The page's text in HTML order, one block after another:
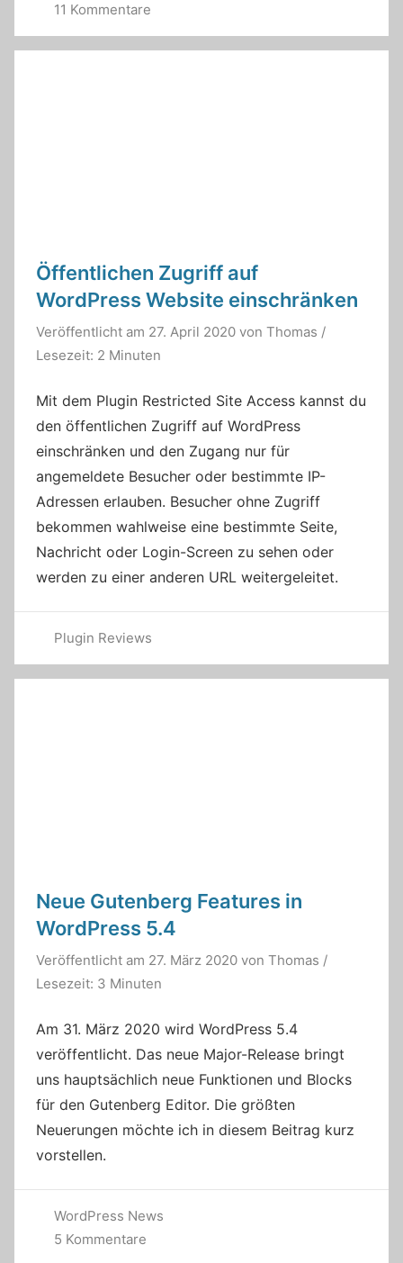
11 Kommentare
Öffentlichen Zugriff auf
WordPress Website einschränken
Veröffentlicht am 27. April 2020 von Thomas /
Lesezeit: 2 Minuten
Mit dem Plugin Restricted Site Access kannst du
den öffentlichen Zugriff auf WordPress
einschränken und den Zugang nur für
angemeldete Besucher oder bestimmte IP-
Adressen erlauben. Besucher ohne Zugriff
bekommen wahlweise eine bestimmte Seite,
Nachricht oder Login-Screen zu sehen oder
werden zu einer anderen URL weitergeleitet.
Plugin Reviews
Neue Gutenberg Features in
WordPress 5.4
Veröffentlicht am 27. März 2020 von Thomas /
Lesezeit: 3 Minuten
Am 31. März 2020 wird WordPress 5.4
veröffentlicht. Das neue Major-Release bringt
uns hauptsächlich neue Funktionen und Blocks
für den Gutenberg Editor. Die größten
Neuerungen möchte ich in diesem Beitrag kurz
vorstellen.
WordPress News
5 Kommentare